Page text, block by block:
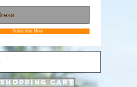
Subscribe Now
Shopping Cart